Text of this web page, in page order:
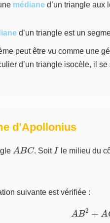
médiane d’un triangle aux
d’un triangle est un
peut être vu comme une
d’un triangle isocèle, il
d’Apollonius
A BC
. Soit
I
le milieu du
suivante est vérifiée :
A +